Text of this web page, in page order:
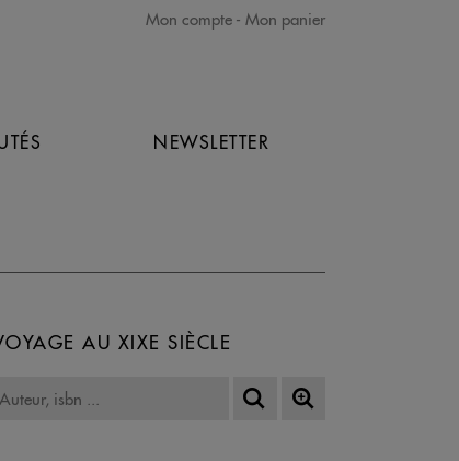
Mon compte Mon panier
NEWSLETTER
AU XIXE SIÈCLE